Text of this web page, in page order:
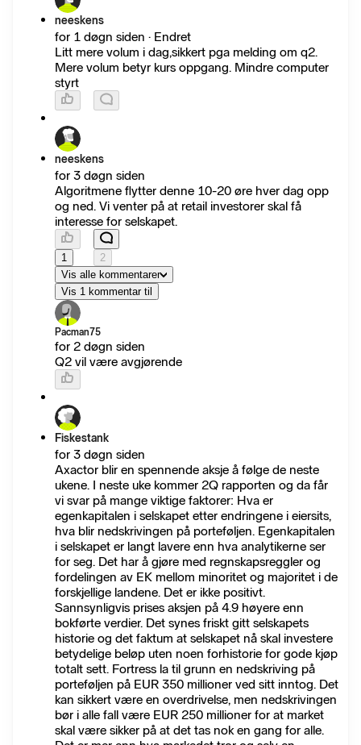
neeskens
for 1 døgn siden · Endret
Litt mere volum i dag,sikkert pga melding om q2.
Mere volum betyr kurs oppgang. Mindre computer
styrt
neeskens
for 3 døgn siden
Algoritmene flytter denne 10-20 øre hver dag opp
og ned. Vi venter på at retail investorer skal få
interesse for selskapet.
1
2
Vis alle kommentarer
Vis 1 kommentar til
Pacman75
for 2 døgn siden
Q2 vil være avgjørende
Fiskestank
for 3 døgn siden
Axactor blir en spennende aksje å følge de neste
ukene. I neste uke kommer 2Q rapporten og da får
vi svar på mange viktige faktorer: Hva er
egenkapitalen i selskapet etter endringene i eiersits,
hva blir nedskrivingen på porteføljen. Egenkapitalen
i selskapet er langt lavere enn hva analytikerne ser
for seg. Det har å gjøre med regnskapsreggler og
fordelingen av EK mellom minoritet og majoritet i de
forskjellige landene. Det er ikke positivt.
Sannsynligvis prises aksjen på 4.9 høyere enn
bokførte verdier. Det synes friskt gitt selskapets
historie og det faktum at selskapet nå skal investere
betydelige beløp uten noen forhistorie for gode kjøp
totalt sett. Fortress la til grunn en nedskriving på
porteføljen på EUR 350 millioner ved sitt inntog. Det
kan sikkert være en overdrivelse, men nedskrivingen
bør i alle fall være EUR 250 millioner for at market
skal være sikker på at det tas nok en gang for alle.